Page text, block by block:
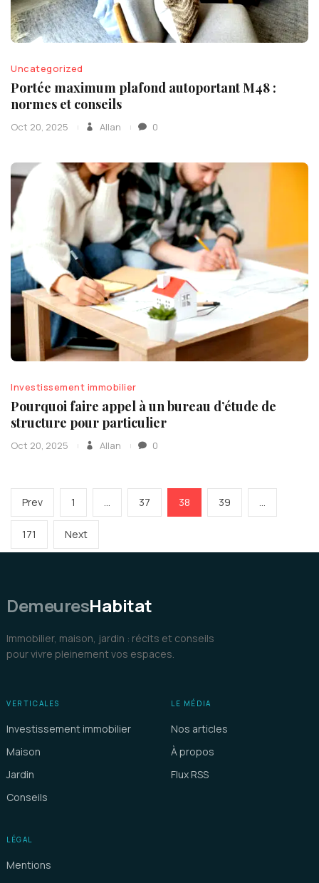
Uncategorized
Portée maximum plafond autoportant M48 :
normes et conseils
Oct 20, 2025 Allan 0
Investissement immobilier
Pourquoi faire appel à un bureau d’étude de
structure pour particulier
Oct 20, 2025 Allan 0
Pagination
des
PrevPrevious
page
Page
1 Page
37 Page
38 Page
39
Page
171 NextNext
page
DemeuresHabitat
Immobilier, maison, jardin : récits et conseils
pour vivre pleinement vos espaces.
VERTICALES
Investissement immobilier
Maison
Jardin
Conseils
LE MÉDIA
Nos articles
À propos
Flux RSS
LÉGAL
Mentions